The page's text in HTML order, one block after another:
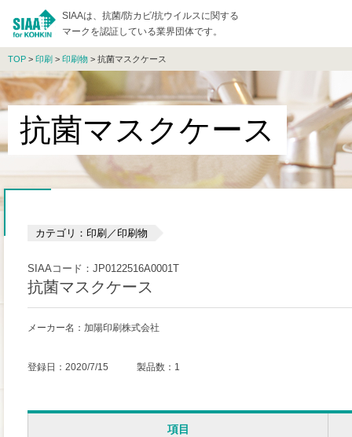
SIAAは、抗菌/防カビ/抗ウイルスに関する
マークを認証している業界団体です。
TOP > 印刷 > 印刷物 > 抗菌マスクケース
抗菌マスクケース
カテゴリ：印刷／印刷物
SIAAコード：JP0122516A0001T
抗菌マスクケース
メーカー名：加陽印刷株式会社
登録日：2020/7/15 製品数：1
項目